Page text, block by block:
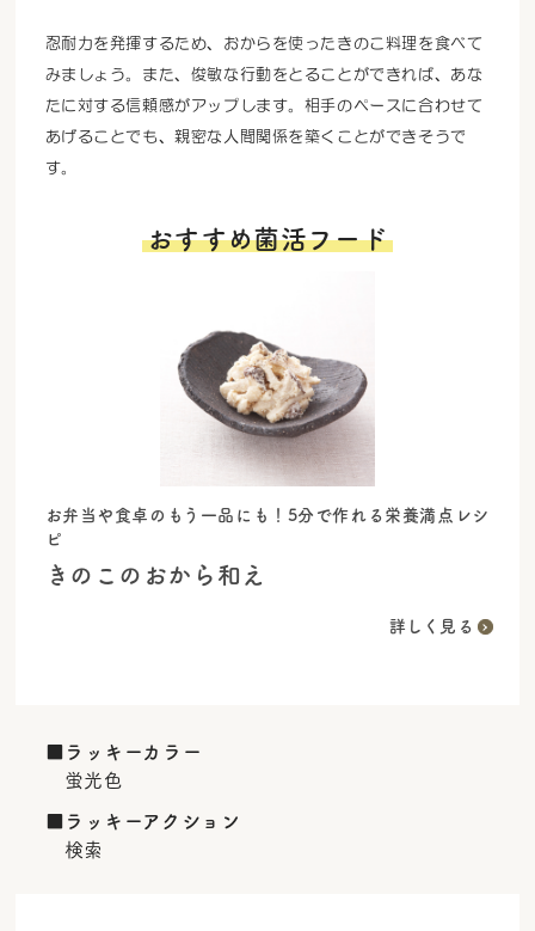
忍耐力を発揮するため、おからを使ったきのこ料理を食べて
みましょう。また、俊敏な行動をとることができれば、あな
たに対する信頼感がアップします。相手のペースに合わせて
あげることでも、親密な人間関係を築くことができそうで
す。
おすすめ菌活フード
お弁当や食卓のもう一品にも！5分で作れる栄養満点レシ
ピ
きのこのおから和え
詳しく見る
■ラッキーカラー
蛍光色
■ラッキーアクション
検索